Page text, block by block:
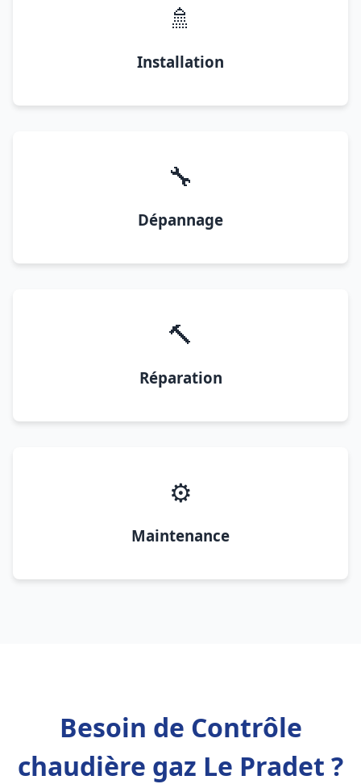
🚿
Installation
🔧
Dépannage
🔨
Réparation
⚙️
Maintenance
Besoin de Contrôle
chaudière gaz Le Pradet ?